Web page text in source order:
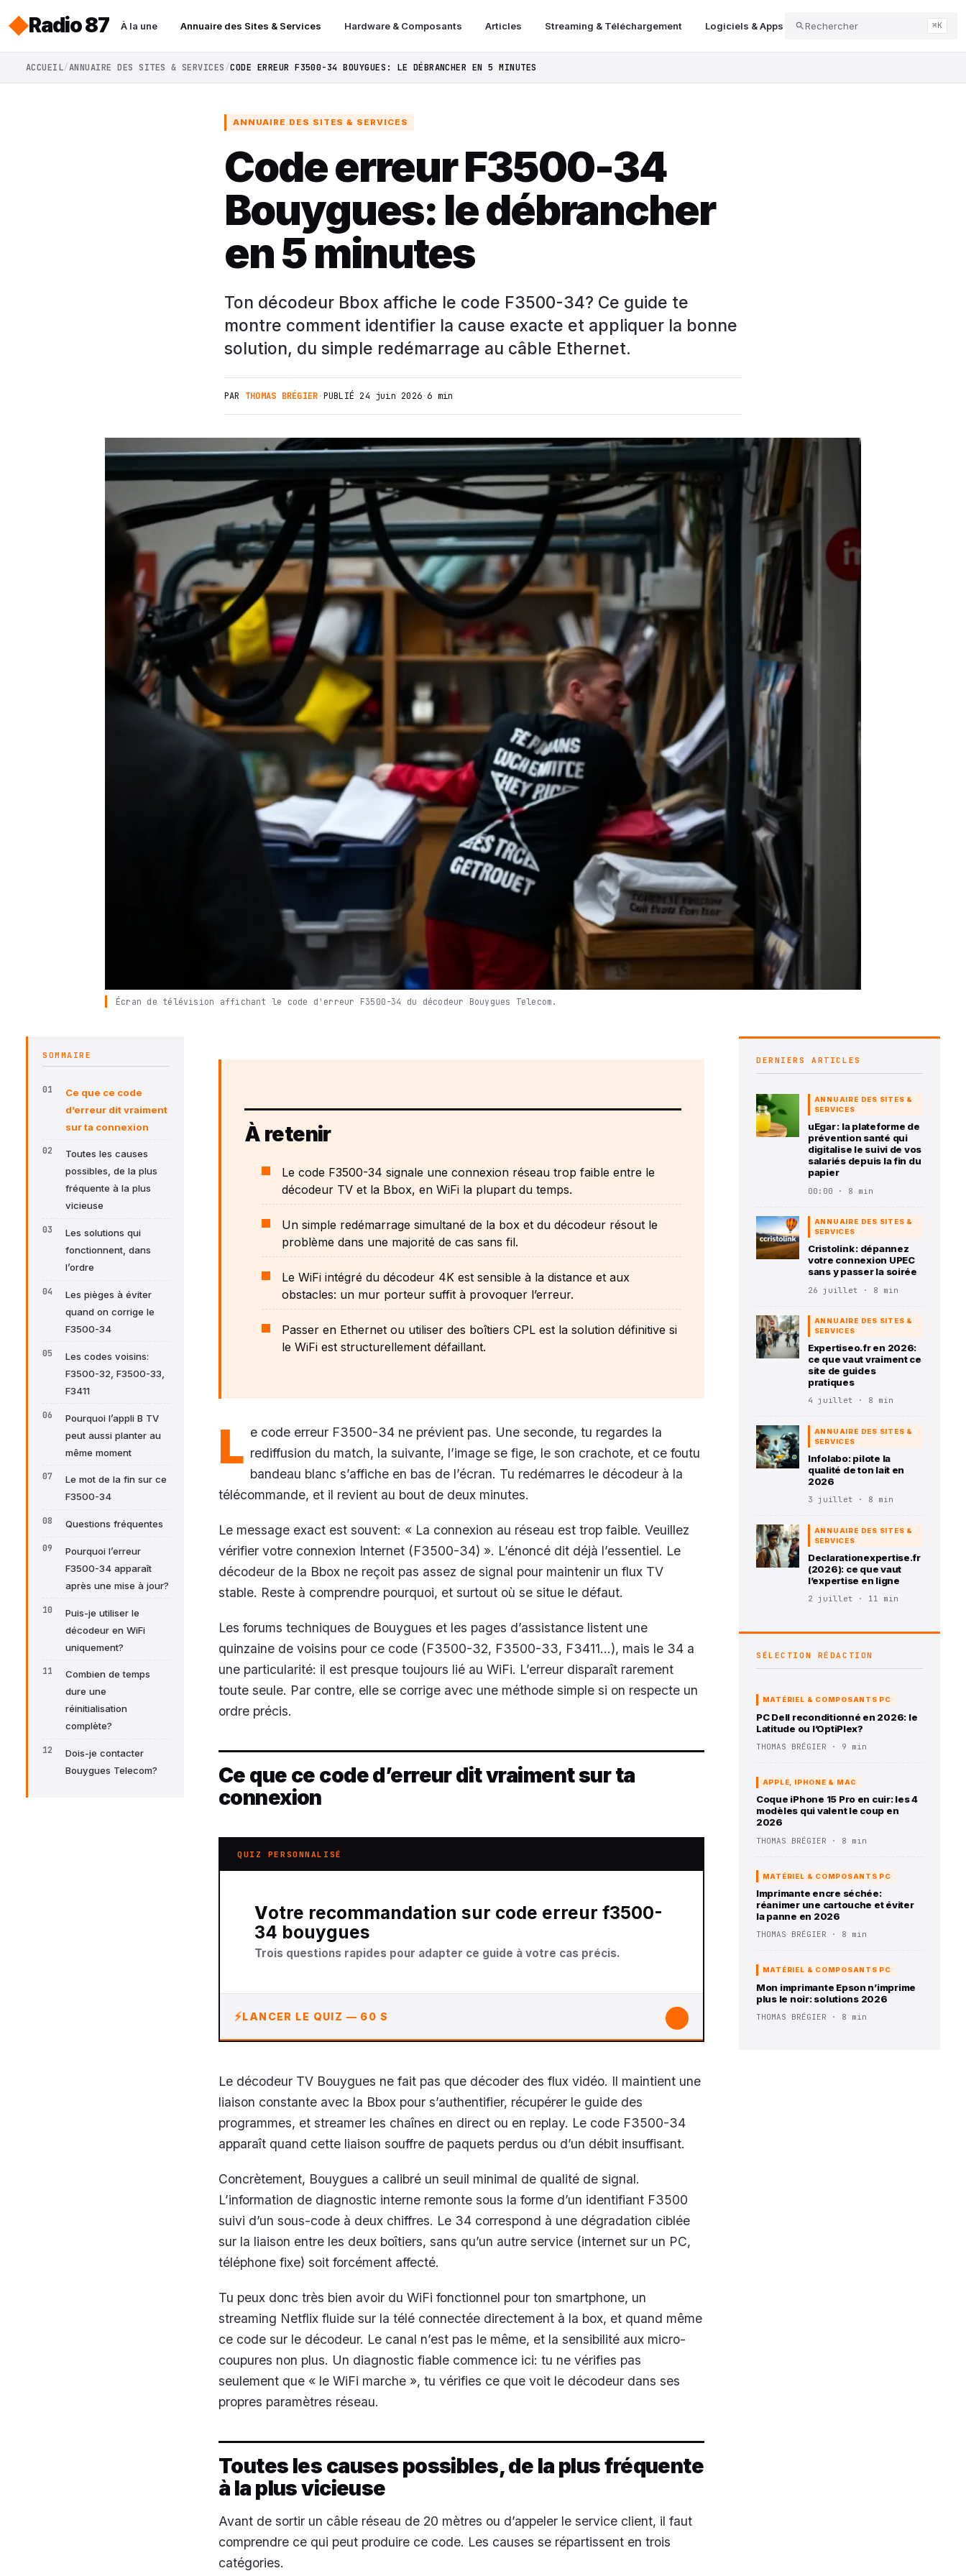
Radio 87 À la une Annuaire des Sites & Services Hardware & Composants Articles Streaming & Téléchargement Logiciels & Apps Audio & Podcast Gaming &
Rechercher ⌘K
ACCUEIL ANNUAIRE DES SITES & SERVICES CODE ERREUR F3500-34 BOUYGUES: LE DÉBRANCHER EN 5 MINUTES
ANNUAIRE DES SITES & SERVICES
Code erreur F3500-34
Bouygues: le débrancher
en 5 minutes
Ton décodeur Bbox affiche le code F3500-34? Ce guide te
montre comment identifier la cause exacte et appliquer la bonne
solution, du simple redémarrage au câble Ethernet.
PAR THOMAS BRÉGIER·PUBLIÉ 24 juin 2026·6 min
Écran de télévision affichant le code d'erreur F3500-34 du décodeur Bouygues Telecom.
SOMMAIRE
Ce que ce code
d’erreur dit vraiment
sur ta connexion
Toutes les causes
possibles, de la plus
fréquente à la plus
vicieuse
Les solutions qui
fonctionnent, dans
l’ordre
Les pièges à éviter
quand on corrige le
F3500-34
Les codes voisins:
F3500-32, F3500-33,
F3411
Pourquoi l’appli B TV
peut aussi planter au
même moment
Le mot de la fin sur ce
F3500-34
Questions fréquentes
Pourquoi l’erreur
F3500-34 apparaît
après une mise à jour?
Puis-je utiliser le
décodeur en WiFi
uniquement?
Combien de temps
dure une
réinitialisation
complète?
Dois-je contacter
Bouygues Telecom?
À retenir
Le code F3500-34 signale une connexion réseau trop faible entre le
décodeur TV et la Bbox, en WiFi la plupart du temps.
Un simple redémarrage simultané de la box et du décodeur résout le
problème dans une majorité de cas sans fil.
Le WiFi intégré du décodeur 4K est sensible à la distance et aux
obstacles: un mur porteur suffit à provoquer l’erreur.
Passer en Ethernet ou utiliser des boîtiers CPL est la solution définitive si
le WiFi est structurellement défaillant.
L e code erreur F3500-34 ne prévient pas. Une seconde, tu regardes la
rediffusion du match, la suivante, l’image se fige, le son crachote, et ce foutu
bandeau blanc s’affiche en bas de l’écran. Tu redémarres le décodeur à la
télécommande, et il revient au bout de deux minutes.
Le message exact est souvent: « La connexion au réseau est trop faible. Veuillez
vérifier votre connexion Internet (F3500-34) ». L’énoncé dit déjà l’essentiel. Le
décodeur de la Bbox ne reçoit pas assez de signal pour maintenir un flux TV
stable. Reste à comprendre pourquoi, et surtout où se situe le défaut.
Les forums techniques de Bouygues et les pages d’assistance listent une
quinzaine de voisins pour ce code (F3500-32, F3500-33, F3411…), mais le 34 a
une particularité: il est presque toujours lié au WiFi. L’erreur disparaît rarement
toute seule. Par contre, elle se corrige avec une méthode simple si on respecte un
ordre précis.
Ce que ce code d’erreur dit vraiment sur ta
connexion
QUIZ PERSONNALISÉ
Votre recommandation sur code erreur f3500-
34 bouygues
Trois questions rapides pour adapter ce guide à votre cas précis.
LANCER LE QUIZ — 60 S
Le décodeur TV Bouygues ne fait pas que décoder des flux vidéo. Il maintient une
liaison constante avec la Bbox pour s’authentifier, récupérer le guide des
programmes, et streamer les chaînes en direct ou en replay. Le code F3500-34
apparaît quand cette liaison souffre de paquets perdus ou d’un débit insuffisant.
Concrètement, Bouygues a calibré un seuil minimal de qualité de signal.
L’information de diagnostic interne remonte sous la forme d’un identifiant F3500
suivi d’un sous-code à deux chiffres. Le 34 correspond à une dégradation ciblée
sur la liaison entre les deux boîtiers, sans qu’un autre service (internet sur un PC,
téléphone fixe) soit forcément affecté.
Tu peux donc très bien avoir du WiFi fonctionnel pour ton smartphone, un
streaming Netflix fluide sur la télé connectée directement à la box, et quand même
ce code sur le décodeur. Le canal n’est pas le même, et la sensibilité aux micro-
coupures non plus. Un diagnostic fiable commence ici: tu ne vérifies pas
seulement que « le WiFi marche », tu vérifies ce que voit le décodeur dans ses
propres paramètres réseau.
Toutes les causes possibles, de la plus fréquente
à la plus vicieuse
Avant de sortir un câble réseau de 20 mètres ou d’appeler le service client, il faut
comprendre ce qui peut produire ce code. Les causes se répartissent en trois
catégories.
DERNIERS ARTICLES
ANNUAIRE DES SITES &
SERVICES
uEgar : la plateforme de
prévention santé qui
digitalise le suivi de vos
salariés depuis la fin du
papier
00:00 · 8 min
ANNUAIRE DES SITES &
SERVICES
Cristolink : dépannez
votre connexion UPEC
sans y passer la soirée
26 juillet · 8 min
ANNUAIRE DES SITES &
SERVICES
Expertiseo.fr en 2026:
ce que vaut vraiment ce
site de guides
pratiques
4 juillet · 8 min
ANNUAIRE DES SITES &
SERVICES
Infolabo: pilote la
qualité de ton lait en
2026
3 juillet · 8 min
ANNUAIRE DES SITES &
SERVICES
Declarationexpertise.fr
(2026): ce que vaut
l’expertise en ligne
2 juillet · 11 min
SÉLECTION RÉDACTION
MATÉRIEL & COMPOSANTS PC
PC Dell reconditionné en 2026: le
Latitude ou l’OptiPlex?
THOMAS BRÉGIER · 9 min
APPLE, IPHONE & MAC
Coque iPhone 15 Pro en cuir: les 4
modèles qui valent le coup en
2026
THOMAS BRÉGIER · 8 min
MATÉRIEL & COMPOSANTS PC
Imprimante encre séchée:
réanimer une cartouche et éviter
la panne en 2026
THOMAS BRÉGIER · 8 min
MATÉRIEL & COMPOSANTS PC
Mon imprimante Epson n’imprime
plus le noir: solutions 2026
THOMAS BRÉGIER · 8 min